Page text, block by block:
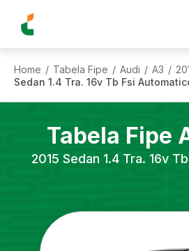
Home / Tabela Fipe / Audi / A3 /
Sedan 1.4 Tra. 16v Tb Fsi
Tabela Fipe
2015 Sedan 1.4 Tra. 16v